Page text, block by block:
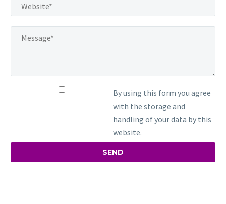
By using this form you agree
with the storage and
handling of your data by this
website.